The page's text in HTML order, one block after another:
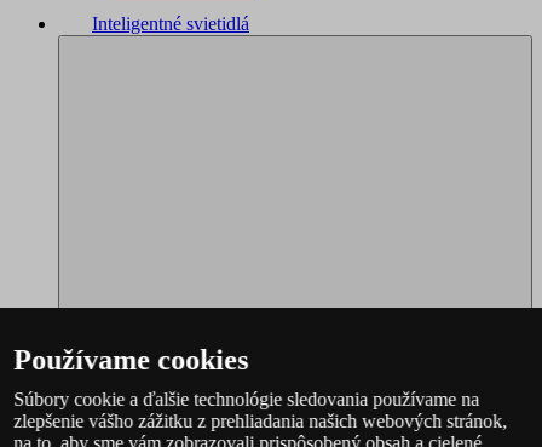
Inteligentné svietidlá
Philips Hue – kompletný sortiment
Používame cookies
Súbory cookie a ďalšie technológie sledovania používame na
zlepšenie vášho zážitku z prehliadania našich webových stránok,
na to, aby sme vám zobrazovali prispôsobený obsah a cielené